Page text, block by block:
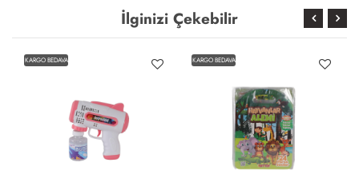
İlginizi Çekebilir
KARGO BEDAVA KARGO BEDAVA